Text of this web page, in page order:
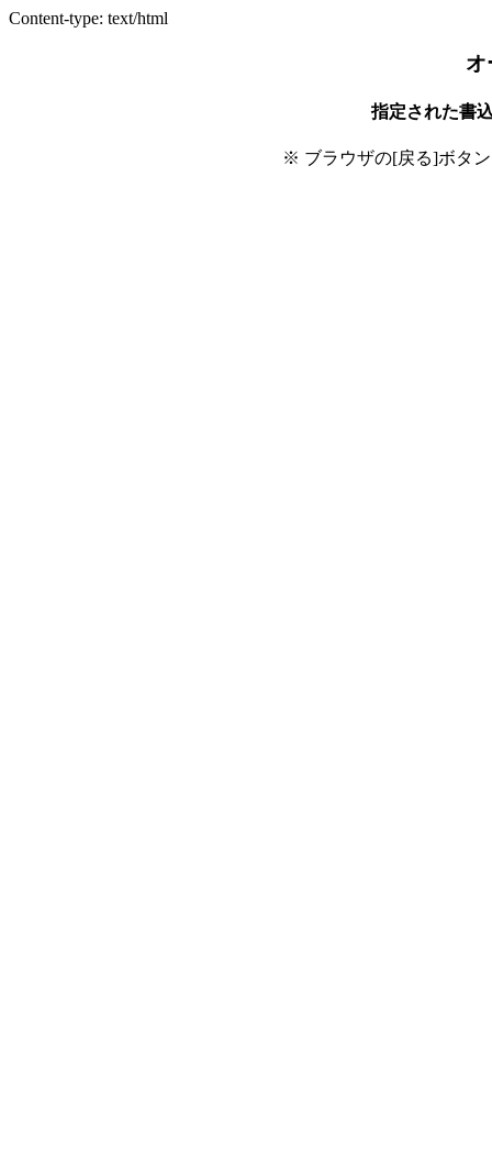
Content-type: text/html
オ
指定された書
※ ブラウザの[戻る]ボタ